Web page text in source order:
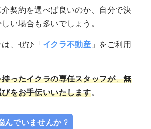
介契約を選べば良いのか、自分で決
い場合も多いでしょう。
、ぜひ「 イクラ不動産 」をご利用
ったイクラの専任スタッフが、無
をお手伝いいたします。
んでいませんか？